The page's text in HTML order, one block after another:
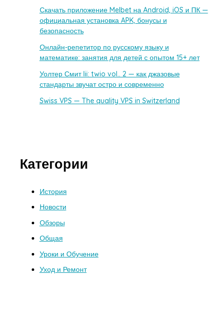
Скачать приложение Melbet на Android, iOS и ПК —
официальная установка APK, бонусы и
безопасность
Онлайн-репетитор по русскому языку и
математике: занятия для детей с опытом 15+ лет
Уолтер Смит Iii: twio vol.. 2 — как джазовые
стандарты звучат остро и современно
Swiss VPS — The quality VPS in Switzerland
Категории
История
Новости
Обзоры
Общая
Уроки и Обучение
Уход и Ремонт